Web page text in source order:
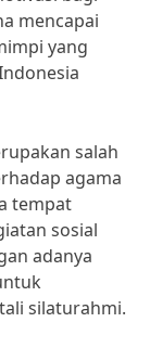
mencapai
yang
salah
agama
tempat
sosial
adanya
silaturahmi.